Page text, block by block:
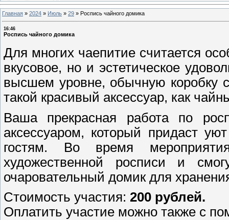
Главная » 2024 » Июль » 29 » Роспись чайного домика
16:46
Роспись чайного домика
Для многих чаепитие считается
вкусовое, но и эстетическое
высшем уровне, обычную коробку
такой красивый аксессуар, как
Ваша прекрасная работа по
аксессуаром, который придаст
гостям. Во время
художественной росписи и
очаровательный домик для
Стоимость участия: 200 рублей.
Оплатить участие можно также с